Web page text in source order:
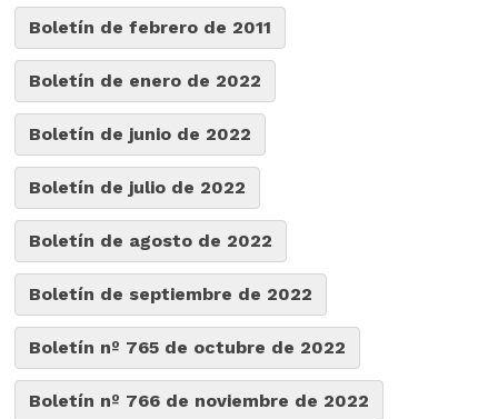
Boletín de febrero de 2011
Boletín de enero de 2022
Boletín de junio de 2022
Boletín de julio de 2022
Boletín de agosto de 2022
Boletín de septiembre de 2022
Boletín nº 765 de octubre de 2022
Boletín nº 766 de noviembre de 2022